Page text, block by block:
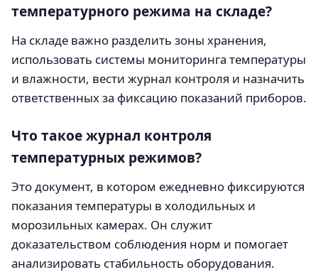
температурного режима на складе?
На складе важно разделить зоны хранения,
использовать системы мониторинга температуры
и влажности, вести журнал контроля и назначить
ответственных за фиксацию показаний приборов.
Что такое журнал контроля
температурных режимов?
Это документ, в котором ежедневно фиксируются
показания температуры в холодильных и
морозильных камерах. Он служит
доказательством соблюдения норм и помогает
анализировать стабильность оборудования.